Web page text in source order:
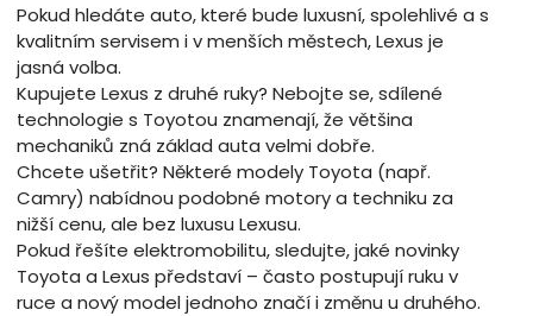
Pokud hledáte auto, které bude luxusní, spolehlivé a s
kvalitním servisem i v menších městech, Lexus je
jasná volba.
Kupujete Lexus z druhé ruky? Nebojte se, sdílené
technologie s Toyotou znamenají, že většina
mechaniků zná základ auta velmi dobře.
Chcete ušetřit? Některé modely Toyota (např.
Camry) nabídnou podobné motory a techniku za
nižší cenu, ale bez luxusu Lexusu.
Pokud řešíte elektromobilitu, sledujte, jaké novinky
Toyota a Lexus představí – často postupují ruku v
ruce a nový model jednoho značí i změnu u druhého.